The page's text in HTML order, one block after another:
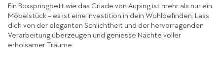
Ein Boxspringbett wie das Criade von Auping ist mehr als nur ein
Möbelstück – es ist eine Investition in dein Wohlbefinden. Lass
dich von der eleganten Schlichtheit und der hervorragenden
Verarbeitung überzeugen und geniesse Nächte voller
erholsamer Träume.